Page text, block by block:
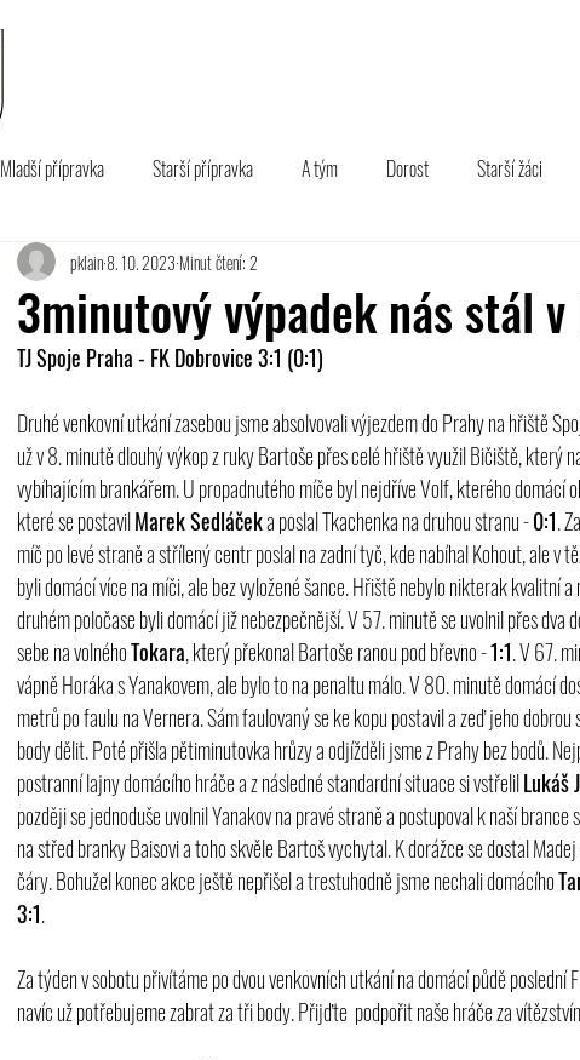
Mladší přípravka Starší přípravka A tým Dorost Starší žáci
3minutový výpadek nás stál v
pklain8. 10. 2023 Minut čtení: 2
TJ Spoje Praha - FK Dobrovice 3:1 (0:1)
Druhé venkovní utkání zasebou jsme absolvovali výjezdem do Prahy na hřiště
už v 8. minutě dlouhý výkop z ruky Bartoše přes celé hřiště využil Bičiště, který
vybíhajícím brankářem. U propadnutého míče byl nejdříve Volf, kterého domácí
které se postavil Marek Sedláček a poslal Tkachenka na druhou stranu - 0:1.
míč po levé straně a střílený centr poslal na zadní tyč, kde nabíhal Kohout, ale v
byli domácí více na míči, ale bez vyložené šance. Hřiště nebylo nikterak kvalitní
druhém poločase byli domácí již nebezpečnější. V 57. minutě se uvolnil přes dva
sebe na volného Tokara, který překonal Bartoše ranou pod břevno - 1:1. V 67.
vápně Horáka s Yanakovem, ale bylo to na penaltu málo. V 80. minutě domácí
metrů po faulu na Vernera. Sám faulovaný se ke kopu postavil a zeď jeho
body dělit. Poté přišla pětiminutovka hrůzy a odjížděli jsme z Prahy bez bodů.
postranní lajny domácího hráče a z následné standardní situace si vstřelil Lukáš
později se jednoduše uvolnil Yanakov na pravé straně a postupoval k naší
na střed branky Baisovi a toho skvěle Bartoš vychytal. K dorážce se dostal
čáry. Bohužel konec akce ještě nepřišel a trestuhodně jsme nechali domácího
3:1.
Za týden v sobotu přivítáme po dvou venkovních utkání na domácí půdě poslední
navíc už potřebujeme zabrat za tři body. Přijďte  podpořit naše hráče za